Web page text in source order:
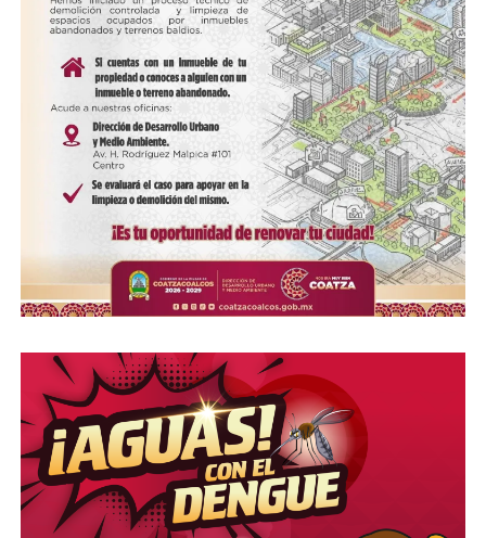
motivo por el que se intenta imponer la narrativa del
colapso. No es México el que está en crisis:es el
régimen que vivió décadas a costa del pueblo y que
hoy enfrenta su final inevitable.
La ciudadanía tiene la responsabilidad de mirar con
claridad, no con miedo.
De defender la verdad, no las narrativas del poder caído.
De recordar que quienes ahora claman “crisis” fueron los
mismos que antes callaban, reprimían, privatizaban y
entregaban lo que era de todos.
El viejo régimen, no.
Compártelo: